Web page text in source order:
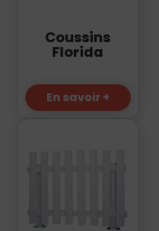
Coussins
Florida
En savoir +